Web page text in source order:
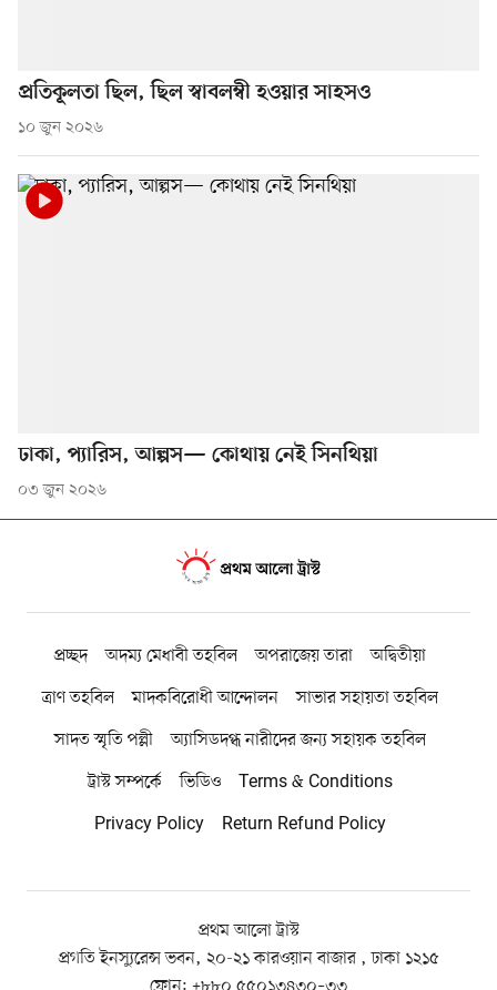
প্রতিকূলতা ছিল, ছিল স্বাবলম্বী হওয়ার সাহসও
১০ জুন ২০২৬
ঢাকা, প্যারিস, আল্পস— কোথায় নেই সিনথিয়া
০৩ জুন ২০২৬
প্রচ্ছদ অদম্য মেধাবী তহবিল অপরাজেয় তারা
অদ্বিতীয়া
ত্রাণ তহবিল
মাদকবিরোধী আন্দোলন
সাভার সহায়তা তহবিল
সাদত স্মৃতি পল্লী
অ্যাসিডদগ্ধ নারীদের জন্য সহায়ক তহবিল
ট্রাস্ট সম্পর্কে
ভিডিও
Terms & Conditions
Privacy Policy
Return Refund Policy
প্রথম আলো ট্রাস্ট
প্রগতি ইনস্যুরেন্স ভবন, ২০-২১ কারওয়ান বাজার , ঢাকা ১২১৫